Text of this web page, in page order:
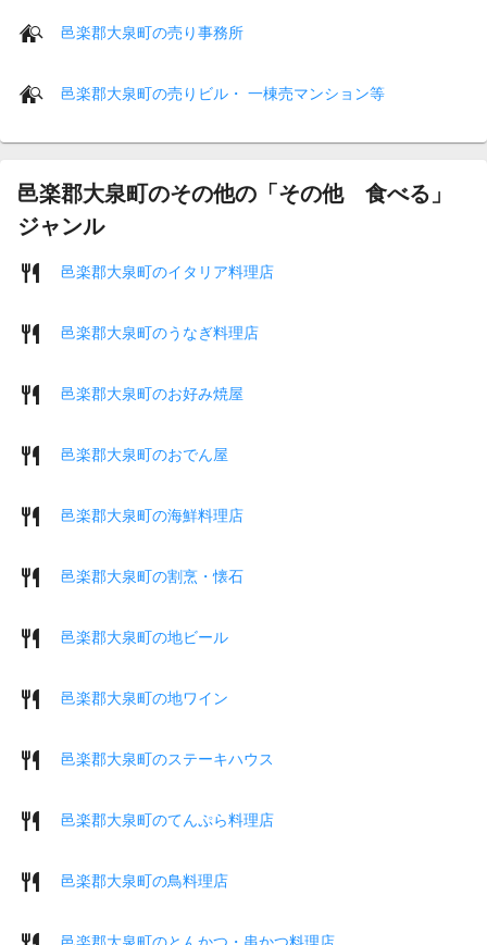
邑楽郡大泉町の売り事務所
邑楽郡大泉町の売りビル・ 一棟売マンション等
邑楽郡大泉町のその他の「その他 食べる」
ジャンル
邑楽郡大泉町のイタリア料理店
邑楽郡大泉町のうなぎ料理店
邑楽郡大泉町のお好み焼屋
邑楽郡大泉町のおでん屋
邑楽郡大泉町の海鮮料理店
邑楽郡大泉町の割烹・懐石
邑楽郡大泉町の地ビール
邑楽郡大泉町の地ワイン
邑楽郡大泉町のステーキハウス
邑楽郡大泉町のてんぷら料理店
邑楽郡大泉町の鳥料理店
邑楽郡大泉町のとんかつ・串かつ料理店